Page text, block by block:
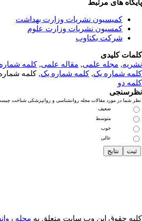
های مرتبط
کمیسیون نشریات وزارت بهداشت
کمسیون نشریات وزارت علوم
شرکت یکتاوب
کلیدی
,مجله علمی, مقاله علمی, کلمه شماره
شماره یک,کلمه شماره یک, کلمه شماره
دو
شما در مورد مقالات مجله روانشناسی و روانپزشکی شناخت چیست؟
ضعیف
متوسط
خوب
عالی
حقوق این وب سایت متعلق بهمجله